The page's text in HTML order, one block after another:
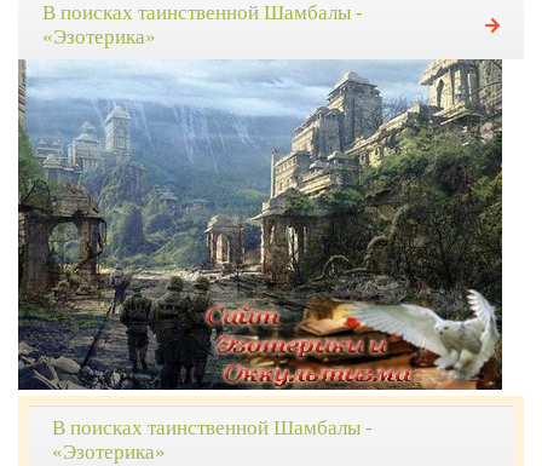
В поисках таинственной Шамбалы -
«Эзотерика»
В поисках таинственной Шамбалы -
«Эзотерика»